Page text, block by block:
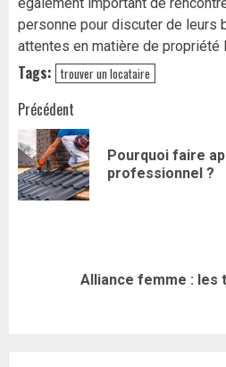
personne pour discuter de leurs
attentes en matière de propriété
Tags: trouver un locataire
Navigation
d’article
Précédent
Pourquoi faire
professionnel ?
Alliance femme : les